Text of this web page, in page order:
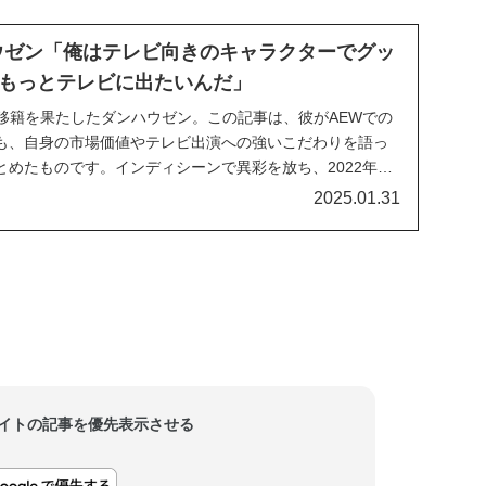
ン「俺はテレビ向きのキャラクターでグッ
っとテレビに出たいんだ」
籍を果たしたダンハウゼン。この記事は、彼がAEWでの
、自身の市場価値やテレビ出演への強いこだわりを語っ
めたものです。インディシーンで異彩を放ち、2022年に
気が上昇した悪魔、ダンハウゼン。入団当初は出番が多
2025.01.31
トの記事を優先表示させる